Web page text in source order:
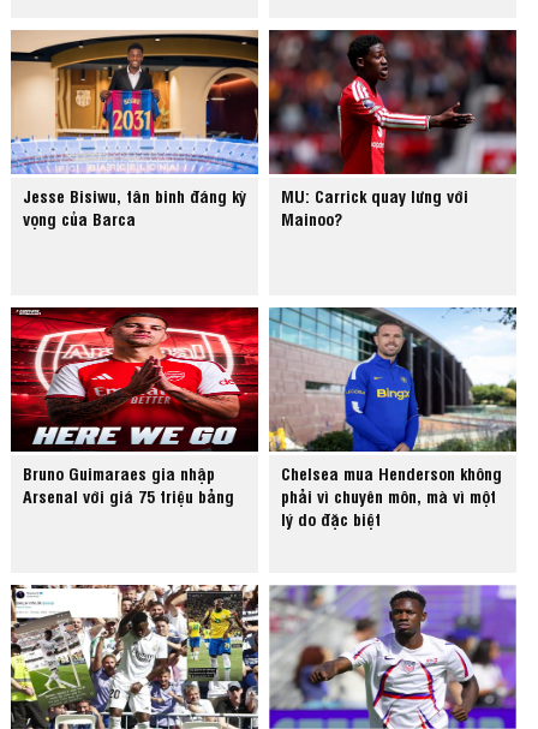
Jesse Bisiwu, tân binh đáng kỳ
vọng của Barca
MU: Carrick quay lưng với
Mainoo?
Bruno Guimaraes gia nhập
Arsenal với giá 75 triệu bảng
Chelsea mua Henderson không
phải vì chuyên môn, mà vì một
lý do đặc biệt